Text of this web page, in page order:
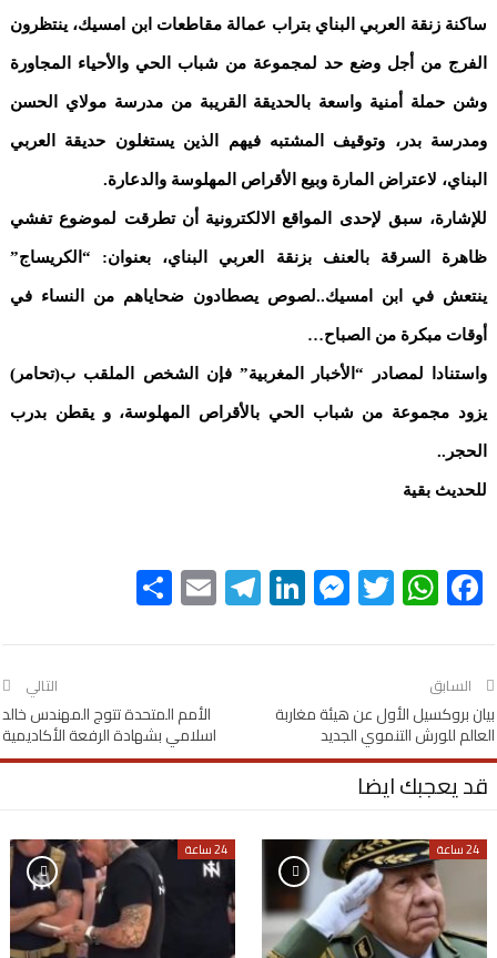
ساكنة زنقة العربي البناي بتراب عمالة مقاطعات ابن امسيك، ينتظرون
الفرج من أجل وضع حد لمجموعة من شباب الحي والأحياء المجاورة
وشن حملة أمنية واسعة بالحديقة القريبة من مدرسة مولاي الحسن
ومدرسة بدر، وتوقيف المشتبه فيهم الذين يستغلون حديقة العربي
البناي، لاعتراض المارة وبيع الأقراص المهلوسة والدعارة.
للإشارة، سبق لإحدى المواقع الالكترونية أن تطرقت لموضوع تفشي
ظاهرة السرقة بالعنف بزنقة العربي البناي، بعنوان: “الكريساج”
ينتعش في ابن امسيك..لصوص يصطادون ضحاياهم من النساء في
أوقات مبكرة من الصباح…
واستنادا لمصادر “الأخبار المغربية” فإن الشخص الملقب ب(تحامر)
يزود مجموعة من شباب الحي بالأقراص المهلوسة، و يقطن بدرب
الحجر..
للحديث بقية
Facebook
WhatsApp
Twitter
Messenger
LinkedIn
Telegram
Email
السابق
بيان بروكسيل الأول عن هيئة مغاربة
العالم للورش التنموي الجديد
التالي
الأمم المتحدة تتوج المهندس خالد
اسلامي بشهادة الرفعة الأكاديمية
قد يعجبك ايضا
24 ساعة 24 ساعة